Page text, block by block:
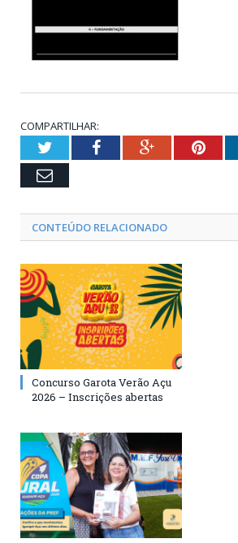
COMPARTILHAR:
TwitterFacebookGoogle+
Email
CONTEÚDO RELACIONADO
Concurso Garota Verão Açu
2026 – Inscrições abertas